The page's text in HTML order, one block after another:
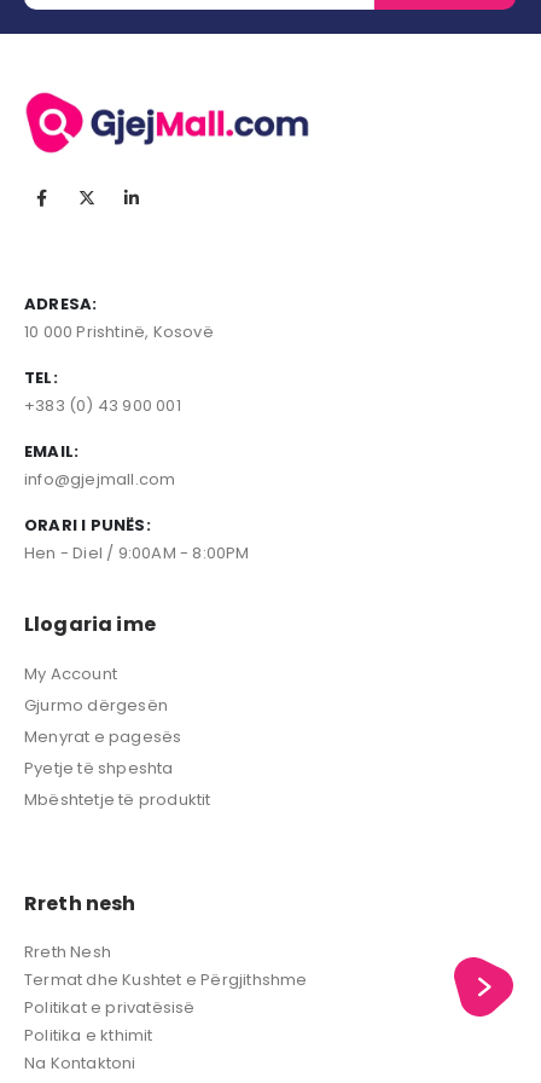
ADRESA:
10 000 Prishtinë, Kosovë
TEL:
+383 (0) 43 900 001
EMAIL:
info@gjejmall.com
ORARI I PUNËS:
Hen - Diel / 9:00AM - 8:00PM
Llogaria ime
My Account
Gjurmo dërgesën
Menyrat e pagesës
Pyetje të shpeshta
Mbështetje të produktit
Rreth nesh
Rreth Nesh
Termat dhe Kushtet e Përgjithshme
Politikat e privatësisë
Politika e kthimit
Na Kontaktoni